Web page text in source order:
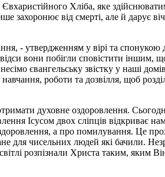
Хліба, яке
від смерті, але й дарує
- утвердженням у вірі та
вони побігли сповістити
євангельську звістку у наші
роботи та дозвілля, щоб
духовне оздоровлення.
Ісусом двох сліпців відкриває
а про помилування. Це
для чисельних людей які бачили.
розпізнали Христа таким,